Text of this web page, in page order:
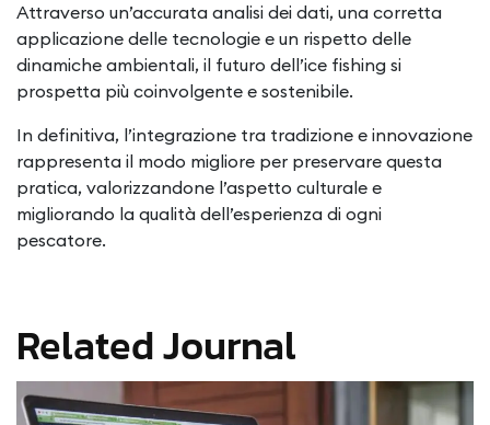
Attraverso un’accurata analisi dei dati, una corretta
applicazione delle tecnologie e un rispetto delle
dinamiche ambientali, il futuro dell’ice fishing si
prospetta più coinvolgente e sostenibile.
In definitiva, l’integrazione tra tradizione e innovazione
rappresenta il modo migliore per preservare questa
pratica, valorizzandone l’aspetto culturale e
migliorando la qualità dell’esperienza di ogni
pescatore.
Related Journal